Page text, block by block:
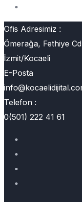
Ofis Adresimiz :
Ömerağa, Fethiye
İzmit/Kocaeli
E-Posta
Telefon :
0(501) 222 41 61